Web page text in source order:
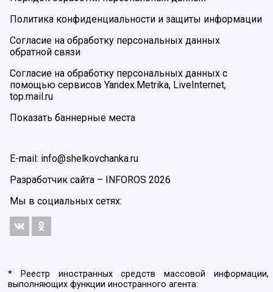
Политика конфиденциальности и защиты информации
Согласие на обработку персональных данных
обратной связи
Согласие на обработку персональных данных с
помощью сервисов Yandex.Metrika, LiveInternet,
top.mail.ru
Показать баннерные места
E-mail: info@shelkovchanka.ru
Разработчик сайта –
INFOROS 2026
Мы в социальных сетях:
* Реестр иностранных средств массовой информации,
выполняющих функции иностранного агента: